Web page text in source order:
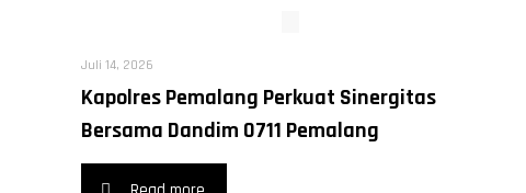
Juli 14, 2026
Kapolres Pemalang Perkuat Sinergitas
Bersama Dandim 0711 Pemalang